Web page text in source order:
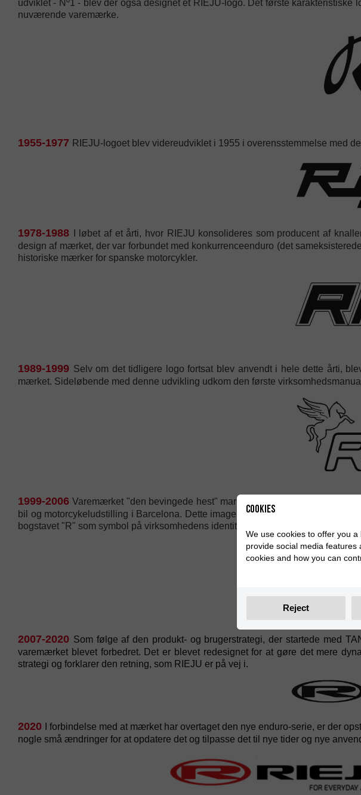
udviklet - Nº1 - blev der også designet et RIEJU-logo. Det første
nuværende varemærke.
1955-1977 RIEJU-logoet blev videreudviklet i 1955 i overensstemmelse med
1978-1988
I løbet af et årti, hvor RIEJU konsolideres som producent af
design af mærket, der var forbundet med konkurrenceenduro (det
historiske mærker for spanske motorcykler.
1989-1999 Selv om det tidligere logo fortsat blev anvendt i hele dette årti,
mærket. Sideløbende med denne udvikling udkom den første
1999-2006Varemærket "den bevingede hest" markerede en radikal ændring
bil og motorcykeludstilling i Barcelona. Dette image blev også anvendt på alle
bogstavet "R" som symbol på virksomhedens identitet.
2007-2020 Som følge af den produkt- og brugerstrategi, der startede med
varemærket blevet forbedret. Det er blevet redesignet for at gøre det mere
strategi og forklarer den retning, som RIEJU er på vej i.
2020
I forbindelse med at mærket har overtaget den nye enduro-serie, er der
nogle små ændringer for at opdatere det og tilpasse det til nye tider og nye
Cookies
We use cookies to offer you
provide social media
cookies and how you can
Reject